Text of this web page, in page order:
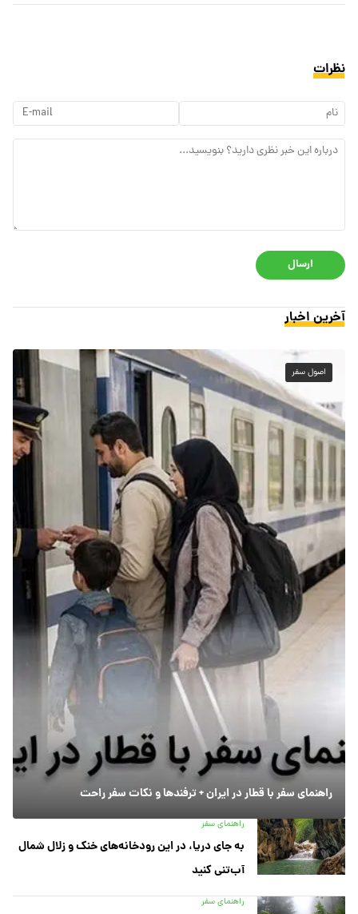
نظرات
ارسال
آخرین اخبار
اصول سفر
راهنمای سفر با قطار در ایران + ترفندها و نکات سفر راحت
راهنمای سفر
به جای دریا، در این رودخانه‌های خنک و زلال شمال
آب‌تنی کنید
راهنمای سفر